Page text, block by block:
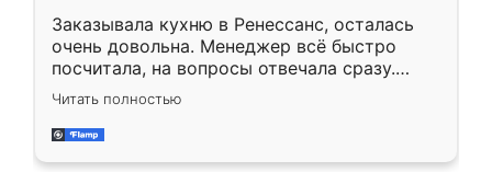
Заказывала кухню в Ренессанс, осталась
очень довольна. Менеджер всё быстро
посчитала, на вопросы отвечала сразу.
Замерщик приехал в субботу, подошёл к
делу со всей ответственностью. Собрали
за день, ребята работали аккуратно, даже
Читать полностью